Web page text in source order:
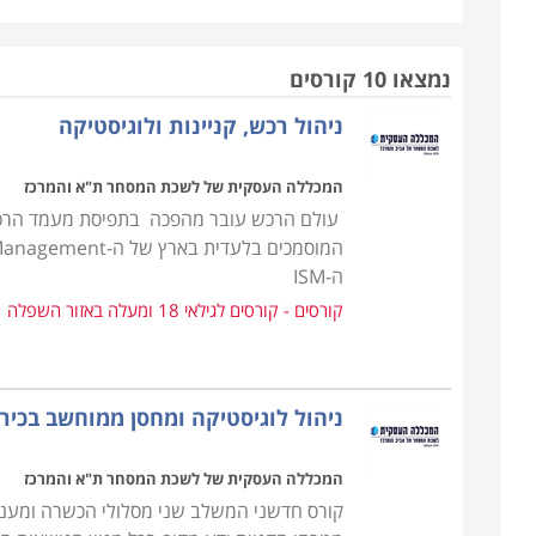
הקורס אינו דורש כל ידע מוקדם, אך עם זאת נדרשת
הן פיננסית והן משפטית, שכן, ככל שהארגון מורכב
אמנם אין תנאי קבלה אך נדרשים כישורים אישיים על
במסגרת הקורס מועברים תכנים להכנת תכנית רכש,
ניהול קשרי ושיתופי פעולה עם ספקים תוך הקפדה
מקומיים ובינלאומיים.
עבור מי מתאימים הלימודים
קורס רכש ולוגיסטיקה אורך כשנה אחת, כאשר הוא
לרכש ולוגיסטיקה ולכן זהו מקצוע מבוקש ביותר
נמצאו 10 קורסים
ניהול רכש, קניינות ולוגיסטיקה
המכללה העסקית של לשכת המסחר ת"א והמרכז
עולם הרכש עובר מהפכה בתפיסת מעמד
ה-ISM
קורסים - קורסים לגילאי 18 ומעלה באזור השפלה
ניהול לוגיסטיקה ומחסן ממוחשב בכיר
המכללה העסקית של לשכת המסחר ת"א והמרכז
קורס חדשני המשלב שני מסלולי הכשרה